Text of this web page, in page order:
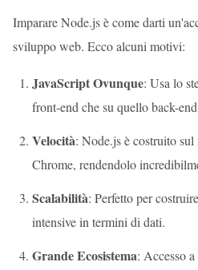
Imparare Node.js è come darti
sviluppo web. Ecco alcuni motivi:
JavaScript Ovunque: Usa lo
front-end che su quello back-
Velocità: Node.js è costruito
Chrome, rendendolo
Scalabilità: Perfetto per
intensive in termini di dati.
Grande Ecosistema: Accesso